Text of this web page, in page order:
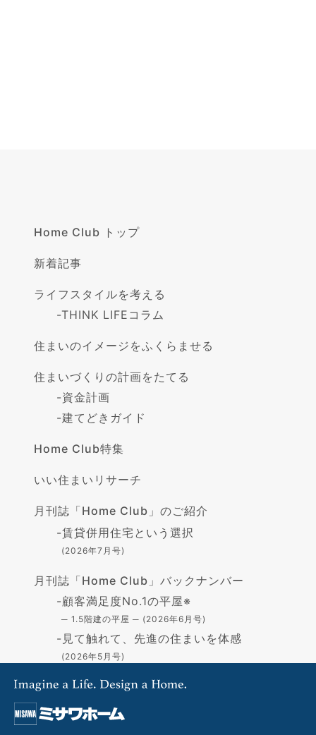
Home Club トップ
新着記事
ライフスタイルを考える
-THINK LIFEコラム
住まいのイメージをふくらませる
住まいづくりの計画をたてる
-資金計画
-建てどきガイド
Home Club特集
いい住まいリサーチ
月刊誌「Home Club」のご紹介
-賃貸併用住宅という選択
(2026年7月号)
月刊誌「Home Club」バックナンバー
-顧客満足度No.1の平屋※
─ 1.5階建の平屋 ─ (2026年6月号)
- 見て触れて、先進の住まいを体感
(2026年5月号)
高断熱の住まい - GX志向型住宅-
(2026年4月号)
-住まいづくりの資金